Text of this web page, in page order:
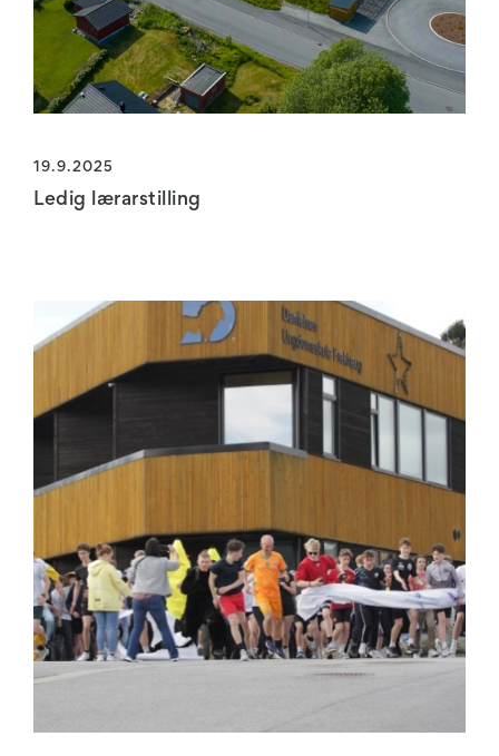
19.9.2025
Ledig lærarstilling